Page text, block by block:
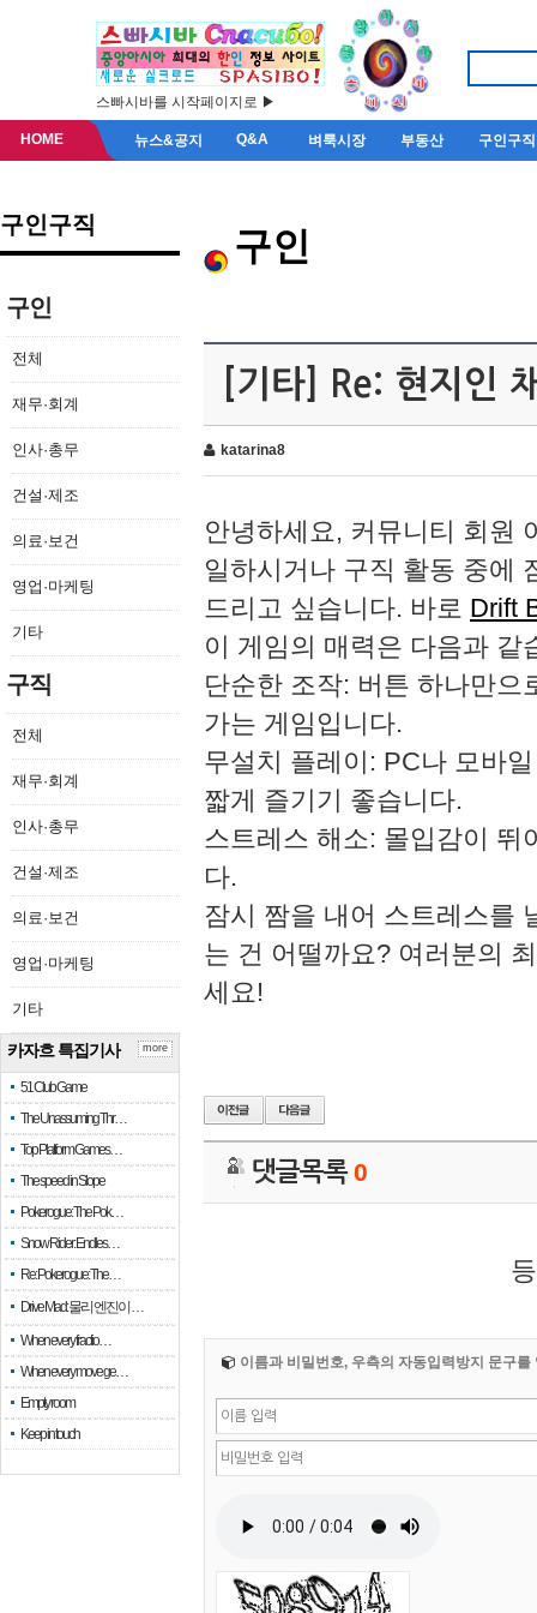
스빠시바를 시작페이지로 ▶
HOME 뉴스&공지 Q&A 벼룩시장 부동산 구인구직
구인구직
구인
전체
재무·회계
인사·총무
건설·제조
의료·보건
영업·마케팅
기타
구직
전체
재무·회계
인사·총무
건설·제조
의료·보건
영업·마케팅
기타
카자흐 특집기사
51 Club Game
The Unassuming Thr…
Top Platform Games…
The speed in Slope
Pokerogue: The Pok…
Snow Rider: Endles…
Re: Pokerogue: The…
Drive Mad: 물리 엔진이 …
When every fractio…
When every move ge…
Empty room
Keep in touch
more
구인
[기타] Re: 현지인
katarina8
안녕하세요, 커뮤니티 회원
일하시거나 구직 활동 중에
드리고 싶습니다. 바로 Drift
이 게임의 매력은 다음과 같
단순한 조작: 버튼 하나만으
가는 게임입니다.
무설치 플레이: PC나 모바
짧게 즐기기 좋습니다.
스트레스 해소: 몰입감이 뛰
다.
잠시 짬을 내어 스트레스를
는 건 어떨까요? 여러분의
세요!
댓글목록0
이름과 비밀번호, 우측의 자동입력방지 문구를